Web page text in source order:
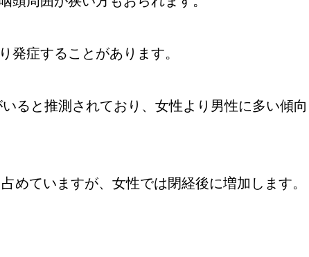
発症することがあります。
ると推測されており、女性より男性に多い傾向
めていますが、女性では閉経後に増加します。